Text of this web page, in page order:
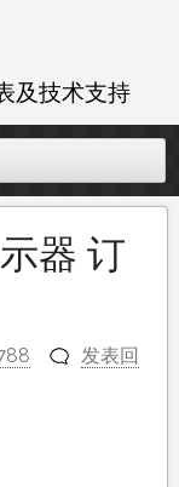
及技术支持
器 订
发表回